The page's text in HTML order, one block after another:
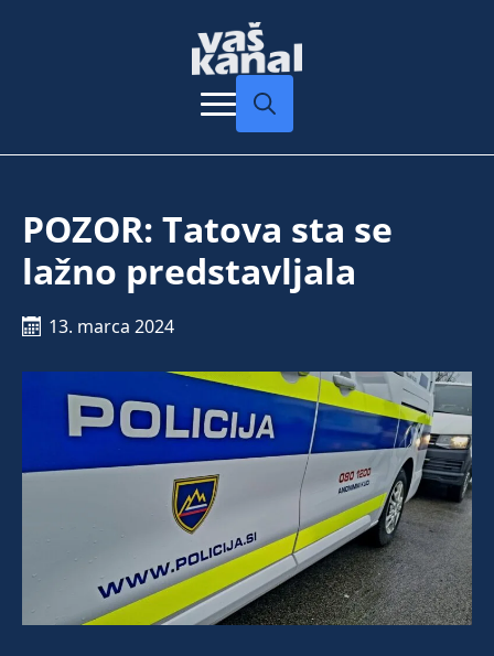
POZOR: Tatova sta se
lažno predstavljala
13. marca 2024